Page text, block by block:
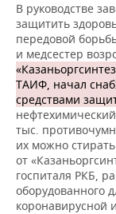
В руководстве
защитить
передовой
и медсестер
ТАИФ, начал
средствами
тыс.
их можно
от
госпиталя РКБ,
оборудованного
коронавирусной